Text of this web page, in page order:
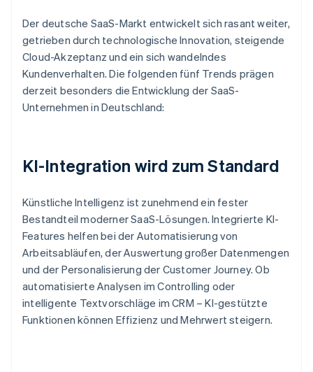
Der deutsche SaaS-Markt entwickelt sich rasant weiter,
getrieben durch technologische Innovation, steigende
Cloud-Akzeptanz und ein sich wandelndes
Kundenverhalten. Die folgenden fünf Trends prägen
derzeit besonders die Entwicklung der SaaS-
Unternehmen in Deutschland:
KI-Integration wird zum Standard
Künstliche Intelligenz ist zunehmend ein fester
Bestandteil moderner SaaS-Lösungen. Integrierte KI-
Features helfen bei der Automatisierung von
Arbeitsabläufen, der Auswertung großer Datenmengen
und der Personalisierung der Customer Journey. Ob
automatisierte Analysen im Controlling oder
intelligente Textvorschläge im CRM – KI-gestützte
Funktionen können Effizienz und Mehrwert steigern.